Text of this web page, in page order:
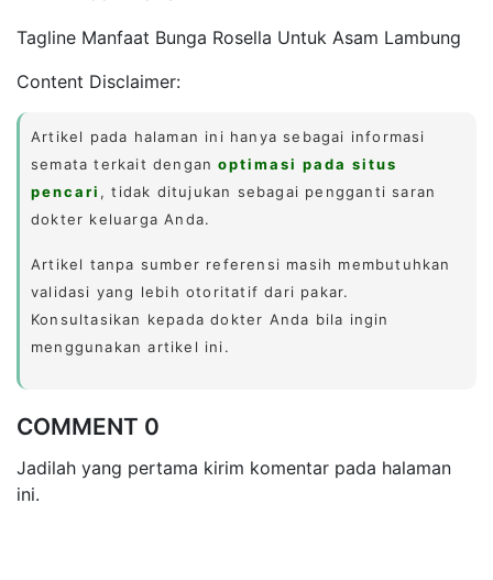
Tagline Manfaat Bunga Rosella Untuk Asam Lambung
Content Disclaimer:
Artikel pada halaman ini hanya sebagai informasi
semata terkait denganoptimasi pada situs
pencari , tidak ditujukan sebagai pengganti saran
dokter keluarga Anda.
Artikel tanpa sumber referensi masih membutuhkan
validasi yang lebih otoritatif dari pakar.
Konsultasikan kepada dokter Anda bila ingin
menggunakan artikel ini.
COMMENT 0
Jadilah yang pertama kirim komentar pada halaman
ini.